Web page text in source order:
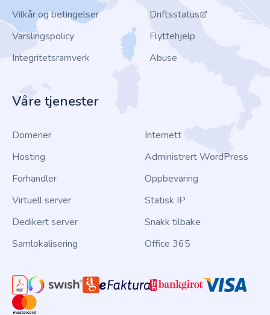
Vilkår og betingelser
Varslingspolicy
Integritetsramverk
Driftsstatus
Flyttehjelp
Abuse
Våre tjenester
Domener
Hosting
Forhandler
Virtuell server
Dedikert server
Samlokalisering
Internett
Administrert WordPress
Oppbevaring
Statisk IP
Snakk tilbake
Office 365